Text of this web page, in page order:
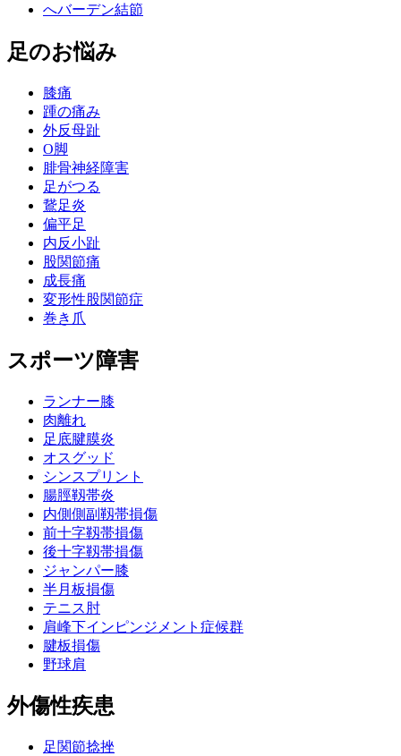
へバーデン結節
足のお悩み
膝痛
踵の痛み
外反母趾
О脚
腓骨神経障害
足がつる
鵞足炎
偏平足
内反小趾
股関節痛
成長痛
変形性股関節症
巻き爪
スポーツ障害
ランナー膝
肉離れ
足底腱膜炎
オスグッド
シンスプリント
腸脛靱帯炎
内側側副靱帯損傷
前十字靱帯損傷
後十字靱帯損傷
ジャンパー膝
半月板損傷
テニス肘
肩峰下インピンジメント症候群
腱板損傷
野球肩
外傷性疾患
足関節捻挫